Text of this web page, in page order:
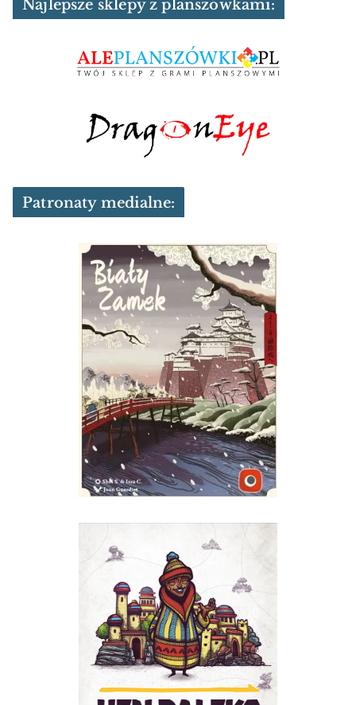
Najlepsze sklepy z planszówkami:
Patronaty medialne: